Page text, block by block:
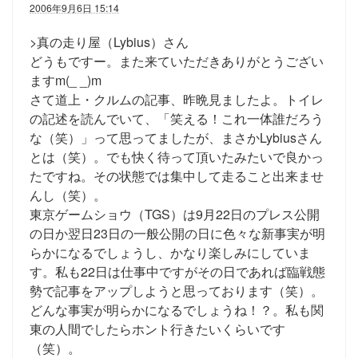
2006年9月6日 15:14
>真の走り屋（Lybius）さん
どうもですー。また来ていただきありがとうござい
ますm(_ _)m
さて道上・クルムの記事、昨晩見ましたよ。トイレ
の記述を読んでいて、「笑える！これ一体誰だろう
な（笑）」って思ってましたが、まさかLybiusさん
とは（笑）。でも快く待って頂いたみたいで良かっ
たですね。その状態では集中して走ること出来ませ
んし（笑）。
東京ゲームショウ（TGS）は9月22日のプレス公開
の日か翌日23日の一般公開の日に色々な新事実が明
らかになるでしょうし、かなり楽しみにしていま
す。私も22日は仕事中ですがその日であれば臨戦態
勢で記事をアップしようと思っております（笑）。
どんな事実が明らかになるでしょうね！？。私も関
東の人間でしたらホント行きたいくらいです
（笑）。